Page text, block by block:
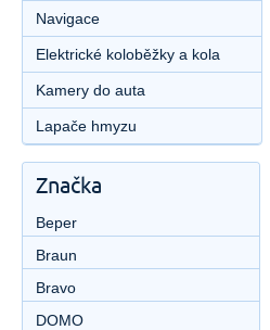
Navigace
Elektrické koloběžky a kola
Kamery do auta
Lapače hmyzu
Značka
Beper
Braun
Bravo
DOMO